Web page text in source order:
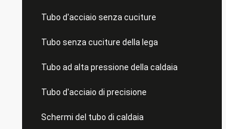
Tubo d'acciaio senza cuciture
Tubo senza cuciture della lega
Tubo ad alta pressione della caldaia
Tubo d'acciaio di precisione
Schermi del tubo di caldaia